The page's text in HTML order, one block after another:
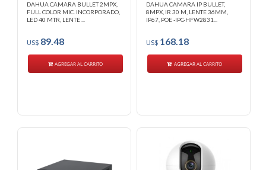
DAHUA CAMARA BULLET 2MPX,
FULL COLOR MIC. INCORPORADO,
LED 40 MTR, LENTE ...
US$ 89.48
AGREGAR AL CARRITO
DAHUA CAMARA IP BULLET,
8MPX, IR 30 M, LENTE 36MM,
IP67, POE -IPC-HFW2831...
US$168.18
AGREGAR AL CARRITO